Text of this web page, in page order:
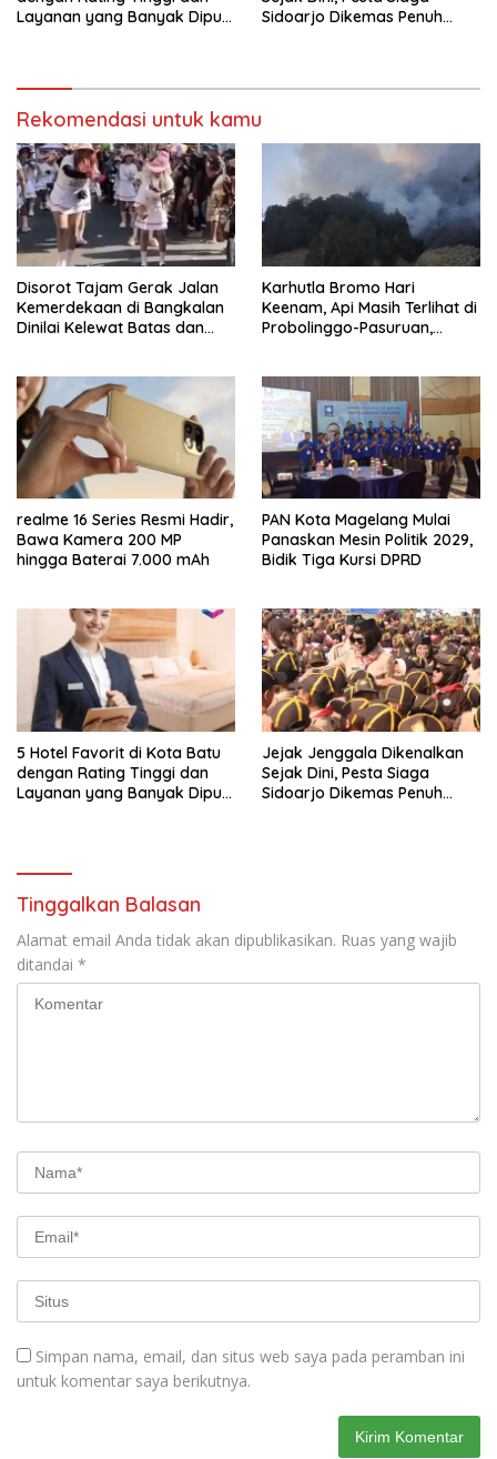
Layanan yang Banyak Dipuji
Sidoarjo Dikemas Penuh
Rekomendasi untuk kamu
Disorot Tajam Gerak Jalan
Kemerdekaan di Bangkalan
Dinilai Kelewat Batas dan
Karhutla Bromo Hari
Keenam, Api Masih Terlihat di
Probolinggo-Pasuruan,
realme 16 Series Resmi Hadir,
Bawa Kamera 200 MP
hingga Baterai 7.000 mAh
PAN Kota Magelang Mulai
Panaskan Mesin Politik 2029,
Bidik Tiga Kursi DPRD
5 Hotel Favorit di Kota Batu
dengan Rating Tinggi dan
Layanan yang Banyak Dipuji
Jejak Jenggala Dikenalkan
Sejak Dini, Pesta Siaga
Sidoarjo Dikemas Penuh
Tinggalkan Balasan
Alamat email Anda tidak akan dipublikasikan. Ruas yang wajib
ditandai *
Simpan nama, email, dan situs web saya pada peramban ini
untuk komentar saya berikutnya.